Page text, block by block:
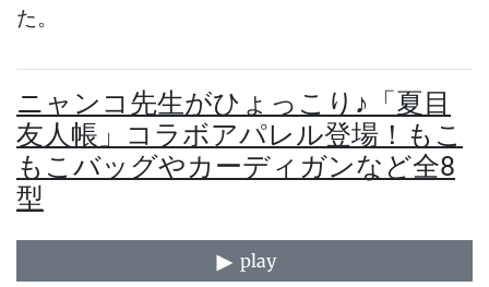
た。
ニャンコ先生がひょっこり♪「夏目
友人帳」コラボアパレル登場！もこ
もこバッグやカーディガンなど全8
型
play